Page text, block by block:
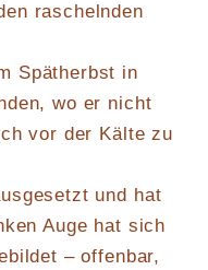
raschelnden
Spätherbst in
wo er nicht
vor der Kälte zu
und hat
Auge hat sich
– offenbar,